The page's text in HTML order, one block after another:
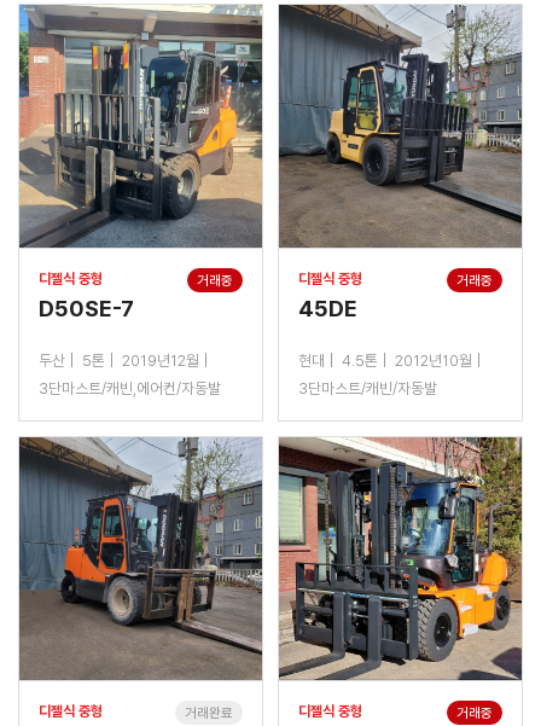
거래중
디젤식 중형
D50SE-7
두산 5톤
2019년12월
3단마스트/캐빈,에어컨/자동발
거래중
디젤식 중형
45DE
현대 4.5톤
2012년10월
3단마스트/캐빈/자동발
거래완료
디젤식 중형 거래중
디젤식 중형